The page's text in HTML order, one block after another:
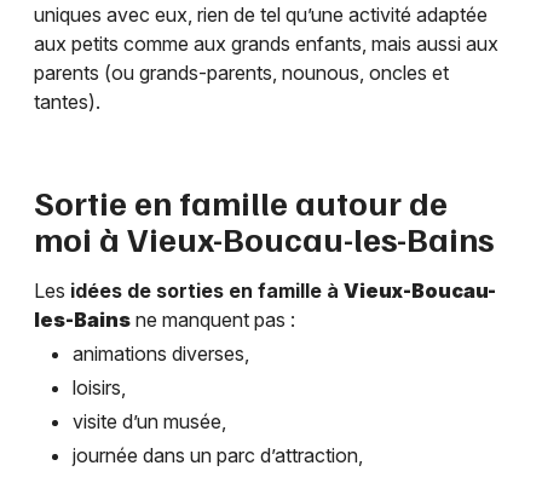
uniques avec eux, rien de tel qu’une activité adaptée
aux petits comme aux grands enfants, mais aussi aux
parents (ou grands-parents, nounous, oncles et
tantes).
Sortie en famille autour de
moi à Vieux-Boucau-les-Bains
Les idées de sorties en famille à Vieux-Boucau-
les-Bains ne manquent pas :
animations diverses,
loisirs,
visite d’un musée,
journée dans un parc d’attraction,